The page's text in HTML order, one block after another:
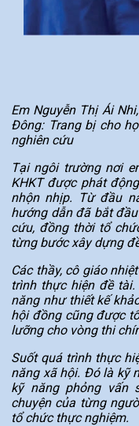
Em Nguyễn Thị Ái
Đông: Trang bị cho
nghiên cứu
Tại ngôi trường nơi
KHKT được phát
nhộn nhịp. Từ đầu
hướng dẫn đã bắt
cứu, đồng thời tổ
từng bước xây dựng
Các thầy, cô giáo
trình thực hiện đề
năng như thiết kế
hội đồng cũng được
lưỡng cho vòng thi
Suốt quá trình thực
năng xã hội. Đó là kỹ
kỹ năng phỏng vấn
chuyện của từng
tổ chức thực nghiệm.